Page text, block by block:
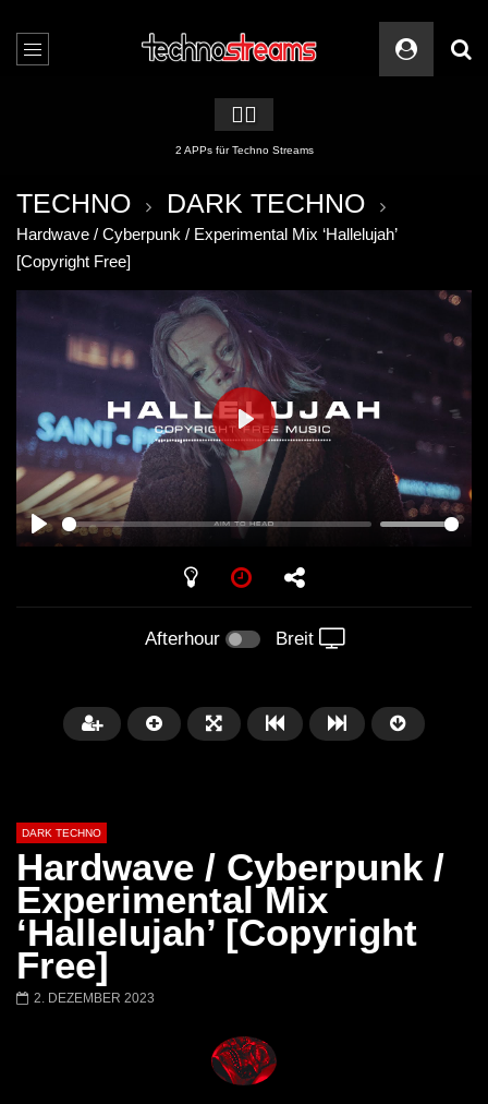
🏳️‍🌈
2 APPs für Techno Streams
TECHNO DARK TECHNO
Hardwave / Cyberpunk / Experimental Mix ‘Hallelujah’
[Copyright Free]
PLAY
PLAY
Afterhour Breit
Später
01:29:06
FANTASM @ BLACKWORKS
WEEKEND FESTIVAL –
DARK TECHNO
Hardwave / Cyberpunk /
Experimental Mix
‘Hallelujah’ [Copyright
Free]
2. DEZEMBER 2023